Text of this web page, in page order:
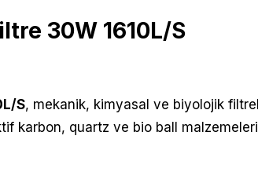
30W 1610L/S
S, mekanik, kimyasal ve biyolojik
karbon, quartz ve bio ball